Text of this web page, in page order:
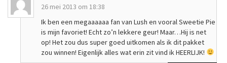
26 mei 2013 om 18:38
Ik ben een megaaaaaa fan van Lush en vooral Sweetie Pie
is mijn favoriet! Echt zo’n lekkere geur! Maar…Hij is net
op! Het zou dus super goed uitkomen als ik dit pakket
zou winnen! Eigenlijk alles wat erin zit vind ik HEERLIJK!